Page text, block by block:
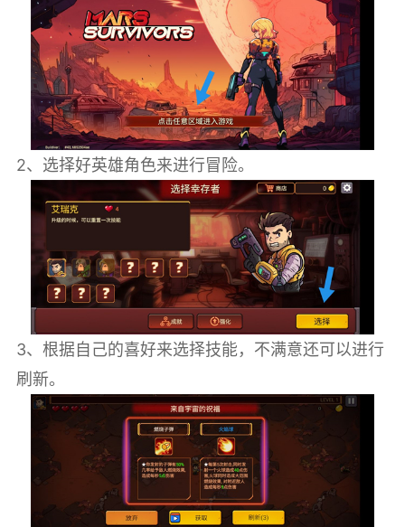
2、选择好英雄角色来进行冒险。
3、根据自己的喜好来选择技能，不满意还可以进行
刷新。